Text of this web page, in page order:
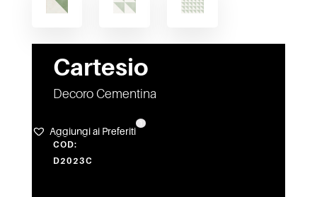
Cartesio
Decoro Cementina
Aggiungi ai Preferiti
COD:
D2023C